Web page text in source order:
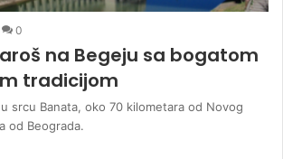
0
na Begeju sa bogatom
tradicijom
srcu Banata, oko 70 kilometara od Novog
od Beograda.